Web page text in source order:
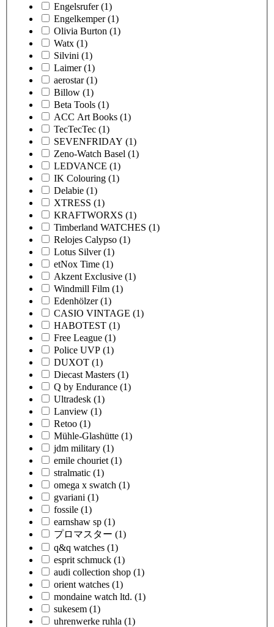
Engelsrufer (1)
Engelkemper (1)
Olivia Burton (1)
Watx (1)
Silvini (1)
Laimer (1)
aerostar (1)
Billow (1)
Beta Tools (1)
ACC Art Books (1)
TecTecTec (1)
SEVENFRIDAY (1)
Zeno-Watch Basel (1)
LEDVANCE (1)
IK Colouring (1)
Delabie (1)
XTRESS (1)
KRAFTWORXS (1)
Timberland WATCHES (1)
Relojes Calypso (1)
Lotus Silver (1)
etNox Time (1)
Akzent Exclusive (1)
Windmill Film (1)
Edenhölzer (1)
CASIO VINTAGE (1)
HABOTEST (1)
Free League (1)
Police UVP (1)
DUXOT (1)
Diecast Masters (1)
Q by Endurance (1)
Ultradesk (1)
Lanview (1)
Retoo (1)
Mühle-Glashütte (1)
jdm military (1)
emile chouriet (1)
stralmatic (1)
omega x swatch (1)
gvariani (1)
fossile (1)
earnshaw sp (1)
プロマスター (1)
q&q watches (1)
esprit schmuck (1)
audi collection shop (1)
orient watches (1)
mondaine watch ltd. (1)
sukesem (1)
uhrenwerke ruhla (1)